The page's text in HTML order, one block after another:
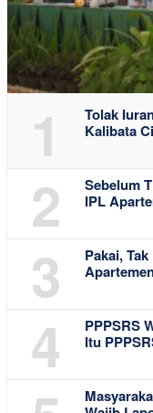
1
Tolak
Kalibata
2
Sebelum
IPL
3
Pakai,
4
PPPSRS
Itu